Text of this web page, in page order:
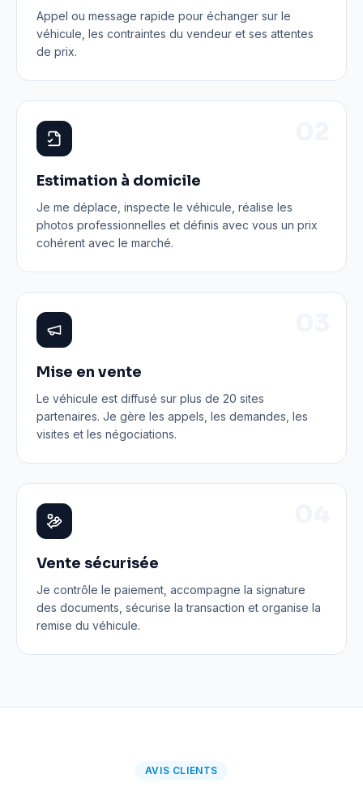
Appel ou message rapide pour échanger sur le
véhicule, les contraintes du vendeur et ses attentes
de prix.
Estimation à domicile
Je me déplace, inspecte le véhicule, réalise les
photos professionnelles et définis avec vous un prix
cohérent avec le marché.
Mise en vente
Le véhicule est diffusé sur plus de 20 sites
partenaires. Je gère les appels, les demandes, les
visites et les négociations.
Vente sécurisée
Je contrôle le paiement, accompagne la signature
des documents, sécurise la transaction et organise la
remise du véhicule.
AVIS CLIENTS